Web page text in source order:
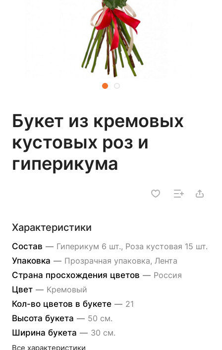
Букет из кремовых
кустовых роз и
гиперикума
Характеристики
Состав — Гиперикум 6 шт., Роза кустовая 15 шт.
Упаковка — Прозрачная упаковка, Лента
Страна просхождения цветов — Россия
Цвет — Кремовый
Кол-во цветов в букете — 21
Высота букета — 50 см.
Ширина букета — 30 см.
Все характеристики